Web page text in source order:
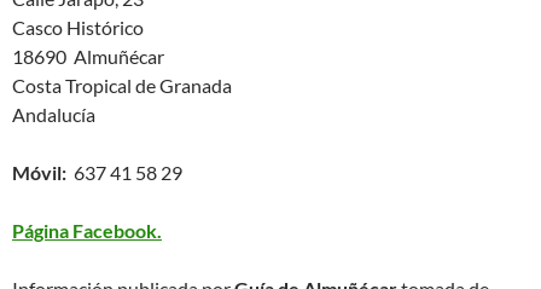
Casco Histórico
18690 Almuñécar
Costa Tropical de Granada
Andalucía
Móvil: 637 41 58 29
Página Facebook.